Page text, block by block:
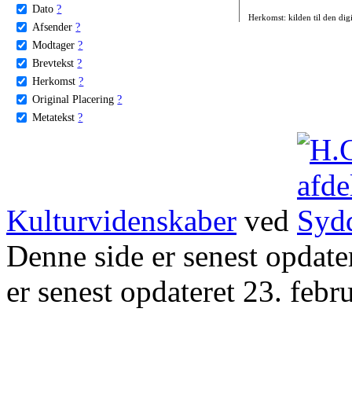
Dato ?
Afsender ?
Modtager ?
Brevtekst ?
Herkomst ?
Original Placering ?
Metatekst ?
Herkomst: kilden til den
Kulturvidenskaber ved
Denne side er senest
er senest opdateret 23.